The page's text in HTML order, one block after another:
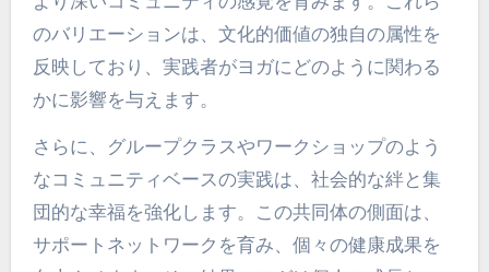
ス、身体的フィットネス、または精神的成長な
ど、ヨガのさまざまな側面を強調します。
例えば、西洋社会では、ヨガはしばしば身体のポ
して、東洋の伝統は瞑想や哲学的教えを統合し、
より深いコミュニティの感覚を育みます。これら
のバリエーションは、文化的価値の独自の属性を
反映しており、実践者がヨガにどのように関わる